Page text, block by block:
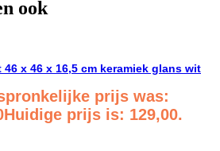
ook
x 46 x 16,5 cm keramiek glans wit
prijs was:
Huidige prijs is: 129,00.